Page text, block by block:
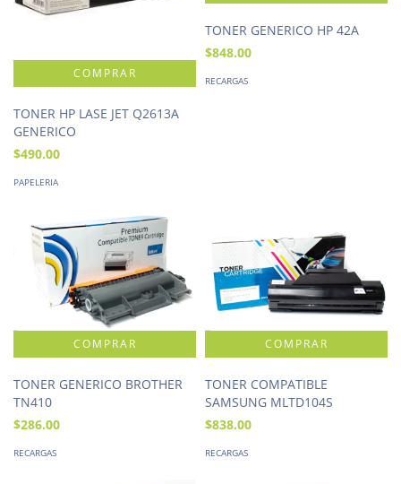
TONER HP LASE JET Q2613A
GENERICO
$490.00
PAPELERIA
TONER GENERICO HP 42A
$848.00
RECARGAS
TONER GENERICO BROTHER
TN410
$286.00
RECARGAS
TONER COMPATIBLE
SAMSUNG MLTD104S
$838.00
RECARGAS